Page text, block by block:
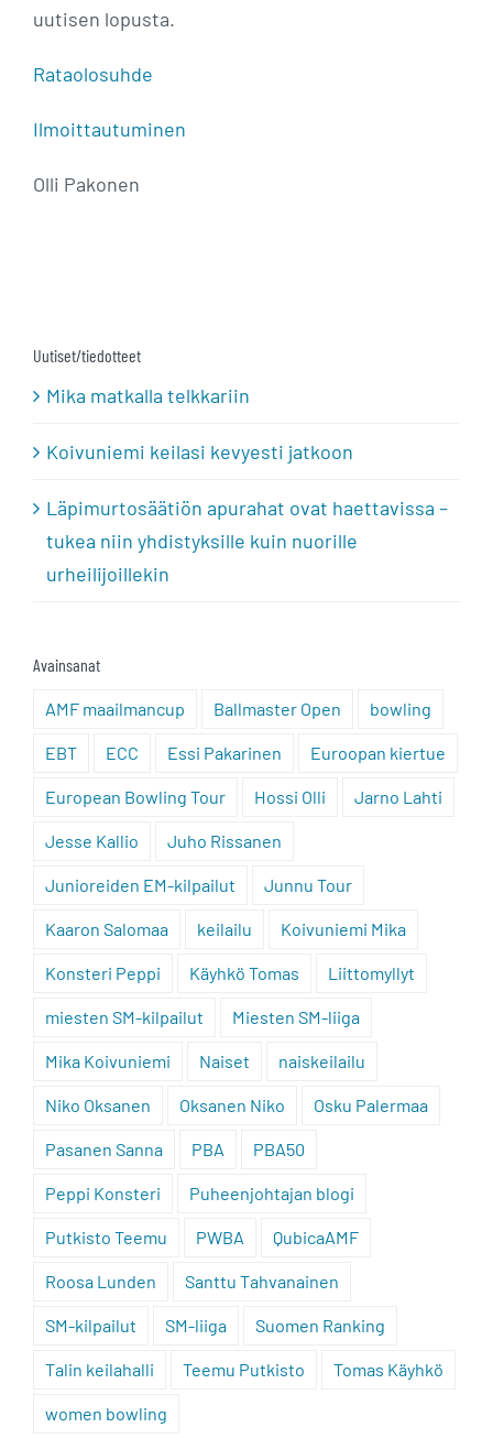
uutisen lopusta.
Rataolosuhde
Ilmoittautuminen
Olli Pakonen
Uutiset/tiedotteet
Mika matkalla telkkariin
Koivuniemi keilasi kevyesti jatkoon
Läpimurtosäätiön apurahat ovat haettavissa –
tukea niin yhdistyksille kuin nuorille
urheilijoillekin
Avainsanat
AMF maailmancup Ballmaster Open bowling
EBT ECC Essi Pakarinen Euroopan kiertue
European Bowling Tour Hossi Olli Jarno Lahti
Jesse Kallio Juho Rissanen
Junioreiden EM-kilpailut Junnu Tour
Kaaron Salomaa keilailu Koivuniemi Mika
Konsteri Peppi Käyhkö Tomas Liittomyllyt
miesten SM-kilpailut Miesten SM-liiga
Mika Koivuniemi Naiset naiskeilailu
Niko Oksanen Oksanen Niko Osku Palermaa
Pasanen Sanna PBA PBA50
Peppi Konsteri Puheenjohtajan blogi
Putkisto Teemu PWBA QubicaAMF
Roosa Lunden Santtu Tahvanainen
SM-kilpailut SM-liiga Suomen Ranking
Talin keilahalli Teemu Putkisto Tomas Käyhkö
women bowling